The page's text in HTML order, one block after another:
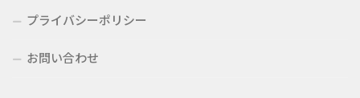
プライバシーポリシー
お問い合わせ